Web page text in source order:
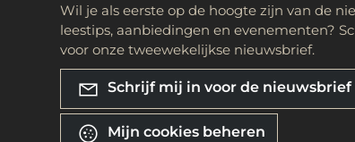
Wil je als eerste op de hoogte zijn van de
leestips, aanbiedingen en evenementen?
voor onze tweewekelijkse nieuwsbrief.
Schrijf mij in voor de nieuwsbrief
Mijn cookies beheren